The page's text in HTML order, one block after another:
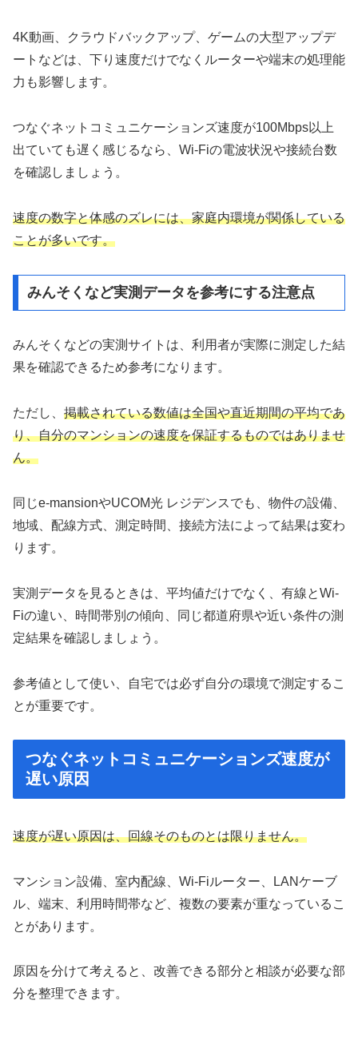
4K動画、クラウドバックアップ、ゲームの大型アップデ
ートなどは、下り速度だけでなくルーターや端末の処理能
力も影響します。
つなぐネットコミュニケーションズ速度が100Mbps以上
出ていても遅く感じるなら、Wi-Fiの電波状況や接続台数
を確認しましょう。
速度の数字と体感のズレには、家庭内環境が関係している
ことが多いです。
みんそくなど実測データを参考にする注意点
みんそくなどの実測サイトは、利用者が実際に測定した結
果を確認できるため参考になります。
ただし、 掲載されている数値は全国や直近期間の平均であ
り、自分のマンションの速度を保証するものではありませ
ん。
同じe-mansionやUCOM光 レジデンスでも、物件の設備、
地域、配線方式、測定時間、接続方法によって結果は変わ
ります。
実測データを見るときは、平均値だけでなく、有線とWi-
Fiの違い、時間帯別の傾向、同じ都道府県や近い条件の測
定結果を確認しましょう。
参考値として使い、自宅では必ず自分の環境で測定するこ
とが重要です。
つなぐネットコミュニケーションズ速度が
遅い原因
速度が遅い原因は、回線そのものとは限りません。
マンション設備、室内配線、Wi-Fiルーター、LANケーブ
ル、端末、利用時間帯など、複数の要素が重なっているこ
とがあります。
原因を分けて考えると、改善できる部分と相談が必要な部
分を整理できます。